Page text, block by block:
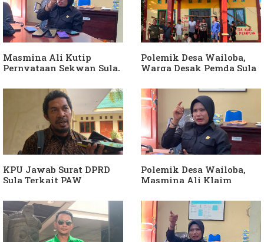
Masmina Ali Kutip
Pernyataan Sekwan Sula,
Diduga Jadikan
Keponakan "ATM
Berjalan"
Polemik Desa Wailoba,
Warga Desak Pemda Sula
APH Usut Dugaan
Penyimpangan Dana Desa
KPU Jawab Surat DPRD
Sula Terkait PAW
Hanura
Polemik Desa Wailoba,
Masmina Ali Klaim
Keterlibatan Ketua PKB
Sula